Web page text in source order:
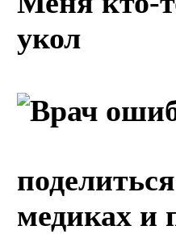
укол
медиках и